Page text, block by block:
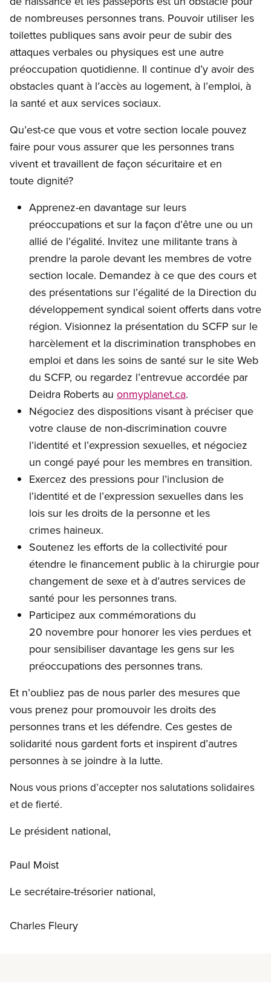
de nombreuses personnes trans. Pouvoir utiliser les
toilettes publiques sans avoir peur de subir des
attaques verbales ou physiques est une autre
préoccupation quotidienne. Il continue d’y avoir des
obstacles quant à l’accès au logement, à l’emploi, à
la santé et aux services sociaux.
Qu’est-ce que vous et votre section locale pouvez
faire pour vous assurer que les personnes trans
vivent et travaillent de façon sécuritaire et en
toute dignité?
Apprenez-en davantage sur leurs
préoccupations et sur la façon d’être une ou un
allié de l’égalité. Invitez une militante trans à
prendre la parole devant les membres de votre
section locale. Demandez à ce que des cours et
des présentations sur l’égalité de la Direction du
développement syndical soient offerts dans votre
région. Visionnez la présentation du SCFP sur le
harcèlement et la discrimination transphobes en
emploi et dans les soins de santé sur le site Web
du SCFP, ou regardez l’entrevue accordée par
Deidra Roberts au onmyplanet.ca.
Négociez des dispositions visant à préciser que
votre clause de non-discrimination couvre
l’identité et l’expression sexuelles, et négociez
un congé payé pour les membres en transition.
Exercez des pressions pour l’inclusion de
l’identité et de l’expression sexuelles dans les
lois sur les droits de la personne et les
crimes haineux.
Soutenez les efforts de la collectivité pour
étendre le financement public à la chirurgie pour
changement de sexe et à d’autres services de
santé pour les personnes trans.
Participez aux commémorations du
20 novembre pour honorer les vies perdues et
pour sensibiliser davantage les gens sur les
préoccupations des personnes trans.
Et n’oubliez pas de nous parler des mesures que
vous prenez pour promouvoir les droits des
personnes trans et les défendre. Ces gestes de
solidarité nous gardent forts et inspirent d’autres
personnes à se joindre à la lutte.
Nous vous prions d’accepter nos salutations solidaires
et de fierté.
Le président national,
Paul Moist
Le secrétaire-trésorier national,
Charles Fleury